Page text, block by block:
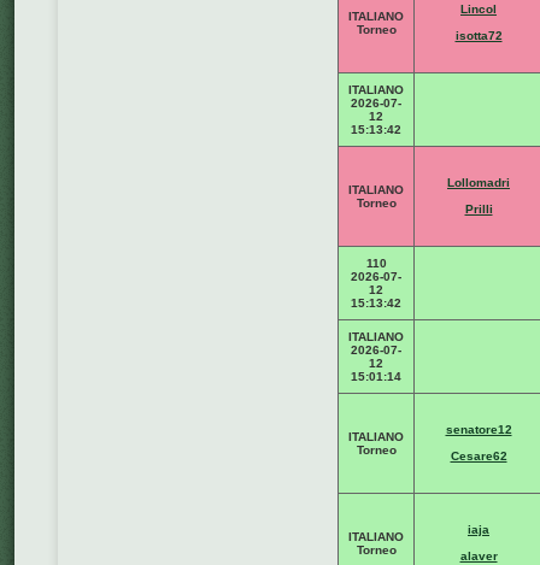
ITALIANO
Torneo
Lincol
isotta72
ITALIANO
2026-07-
12
15:13:42
ITALIANO
Torneo
Lollomadri
Prilli
110
2026-07-
12
15:13:42
ITALIANO
2026-07-
12
15:01:14
ITALIANO
Torneo
senatore12
Cesare62
ITALIANO
Torneo
iaja
alaver